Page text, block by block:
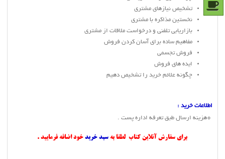
تشخيص نيازهاي مشتري
نخستين مذاكره با مشتري
بازاريابي تلفني و درخواست ملاقات از مشتري
مفاهيم ساده براي آسان كردن فروش
فروش تجسمي
ايده هاي فروش
چگونه علائم خريد را تشخيص دهيم
اطلاعات خريد :
+‌هزينه ارسال طبق تعرفه اداره پست .
برای سفارش آنلاین کتاب لطفا به سبد خرید خود اضافه فرمایید .